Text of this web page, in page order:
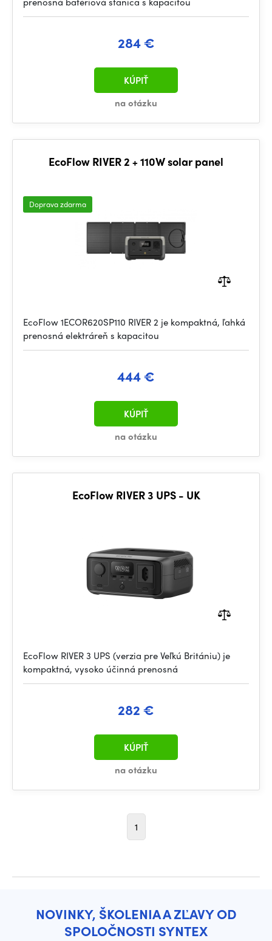
284 €
na otázku
KÚPIŤ
EcoFlow RIVER 2 + 110W solar panel
Doprava zdarma
EcoFlow 1ECOR620SP110 RIVER 2 je kompaktná, ľahká
prenosná elektráreň s kapacitou
444 €
na otázku
KÚPIŤ
EcoFlow RIVER 3 UPS - UK
EcoFlow RIVER 3 UPS (verzia pre Veľkú Britániu) je
kompaktná, vysoko účinná prenosná
282 €
na otázku
KÚPIŤ
1
NOVINKY, ŠKOLENIA A ZĽAVY OD
SPOLOČNOSTI SYNTEX